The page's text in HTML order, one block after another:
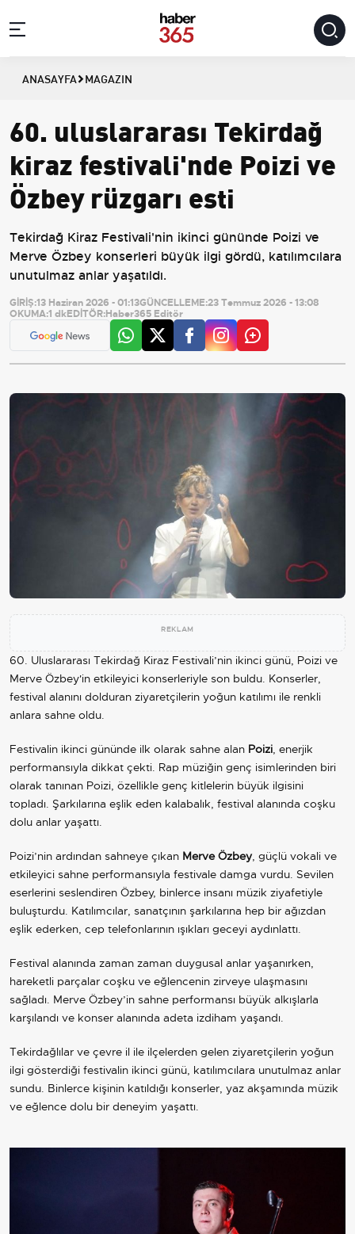
ANASAYFA MAGAZIN
60. uluslararası Tekirdağ
kiraz festivali'nde Poizi ve
Özbey rüzgarı esti
Tekirdağ Kiraz Festivali'nin ikinci gününde Poizi ve
Merve Özbey konserleri büyük ilgi gördü, katılımcılara
unutulmaz anlar yaşatıldı.
GİRİŞ:13 Haziran 2026 - 01:13GÜNCELLEME:23 Temmuz 2026 - 13:08
OKUMA:1 dkEDİTÖR:Haber365 Editör
REKLAM
60. Uluslararası Tekirdağ Kiraz Festivali’nin ikinci günü, Poizi ve
Merve Özbey'in etkileyici konserleriyle son buldu. Konserler,
festival alanını dolduran ziyaretçilerin yoğun katılımı ile renkli
anlara sahne oldu.
Festivalin ikinci gününde ilk olarak sahne alan Poizi, enerjik
performansıyla dikkat çekti. Rap müziğin genç isimlerinden biri
olarak tanınan Poizi, özellikle genç kitlelerin büyük ilgisini
topladı. Şarkılarına eşlik eden kalabalık, festival alanında coşku
dolu anlar yaşattı.
Poizi’nin ardından sahneye çıkan Merve Özbey, güçlü vokali ve
etkileyici sahne performansıyla festivale damga vurdu. Sevilen
eserlerini seslendiren Özbey, binlerce insanı müzik ziyafetiyle
buluşturdu. Katılımcılar, sanatçının şarkılarına hep bir ağızdan
eşlik ederken, cep telefonlarının ışıkları geceyi aydınlattı.
Festival alanında zaman zaman duygusal anlar yaşanırken,
hareketli parçalar coşku ve eğlencenin zirveye ulaşmasını
sağladı. Merve Özbey’in sahne performansı büyük alkışlarla
karşılandı ve konser alanında adeta izdiham yaşandı.
Tekirdağlılar ve çevre il ile ilçelerden gelen ziyaretçilerin yoğun
ilgi gösterdiği festivalin ikinci günü, katılımcılara unutulmaz anlar
sundu. Binlerce kişinin katıldığı konserler, yaz akşamında müzik
ve eğlence dolu bir deneyim yaşattı.